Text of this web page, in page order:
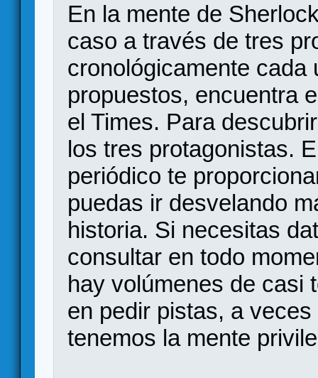
En la mente de
caso a través de tres
cronológicamente cada
propuestos, encuentra
el Times. Para
los tres protagonistas.
periódico te
puedas ir desvelando
historia. Si necesitas
consultar en todo
hay volúmenes de casi
en pedir pistas, a
tenemos la mente